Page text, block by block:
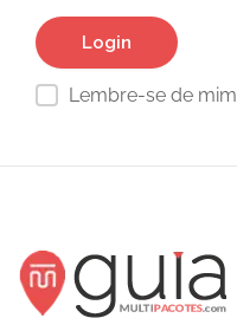
Lembre-se de mim